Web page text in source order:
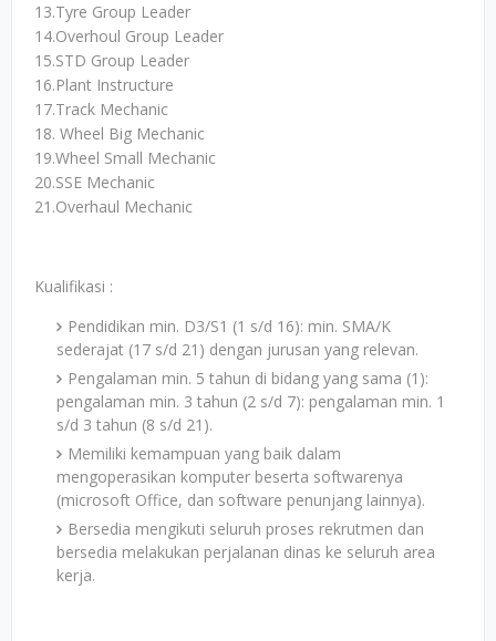
13.Tyre Group Leader
14.Overhoul Group Leader
15.STD Group Leader
16.Plant Instructure
17.Track Mechanic
18. Wheel Big Mechanic
19.Wheel Small Mechanic
20.SSE Mechanic
21.Overhaul Mechanic
Kualifikasi :
Pendidikan min. D3/S1 (1 s/d 16): min. SMA/K
sederajat (17 s/d 21) dengan jurusan yang relevan.
Pengalaman min. 5 tahun di bidang yang sama (1):
pengalaman min. 3 tahun (2 s/d 7): pengalaman min. 1
s/d 3 tahun (8 s/d 21).
Memiliki kemampuan yang baik dalam
mengoperasikan komputer beserta softwarenya
(microsoft Office, dan software penunjang lainnya).
Bersedia mengikuti seluruh proses rekrutmen dan
bersedia melakukan perjalanan dinas ke seluruh area
kerja.